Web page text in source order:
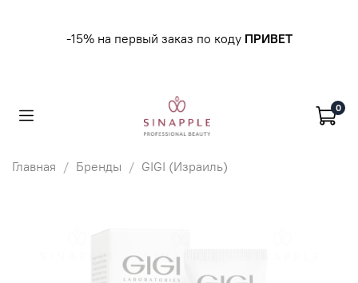
-15% на первый заказ по коду ПРИВЕТ
0
Главная Бренды GIGI (Израиль)